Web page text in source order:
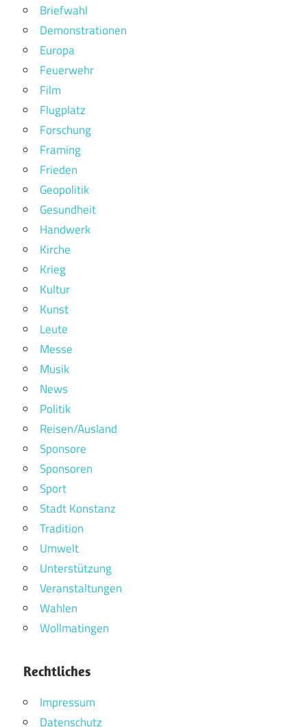
Briefwahl
Demonstrationen
Europa
Feuerwehr
Film
Flugplatz
Forschung
Framing
Frieden
Geopolitik
Gesundheit
Handwerk
Kirche
Krieg
Kultur
Kunst
Leute
Messe
Musik
News
Politik
Reisen/Ausland
Sponsore
Sponsoren
Sport
Stadt Konstanz
Tradition
Umwelt
Unterstützung
Veranstaltungen
Wahlen
Wollmatingen
Rechtliches
Impressum
Datenschutz